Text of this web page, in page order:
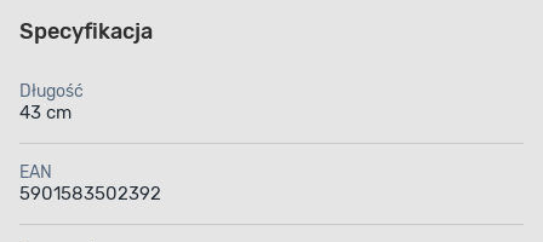
Specyfikacja
Długość
43 cm
EAN
5901583502392